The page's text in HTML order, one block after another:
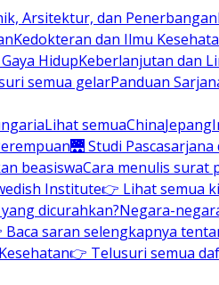
Arsitektur, dan Penerbangan
Kedokteran dan Ilmu
HidupKeberlanjutan dan
semua gelarPanduan
Lihat semuaChinaJepang
🌉 Studi
beasiswaCara menulis surat
Institute👉 Lihat semua
dicurahkan?Negara-
Baca saran selengkapnya
👉 Telusuri semua